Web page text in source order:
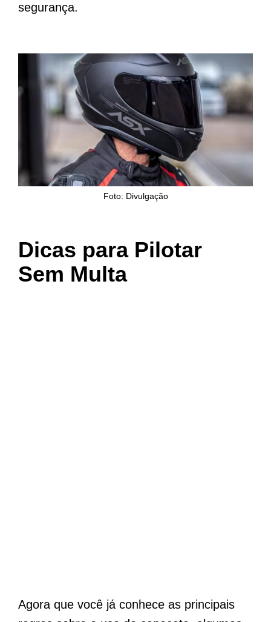
segurança.
Foto: Divulgação
Dicas para Pilotar
Sem Multa
Agora que você já conhece as principais